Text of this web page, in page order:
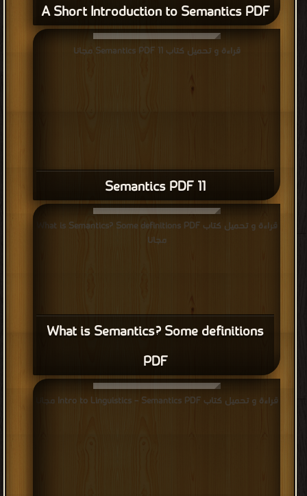
A Short Introduction to Semantics PDF
11 Semantics PDF
قراءة و تحميل كتاب 11 Semantics PDF مجانا
What is Semantics? Some definitions
PDF
قراءة و تحميل كتاب What is Semantics? Some definitions PDF
مجانا
قراءة و تحميل كتاب Intro to Linguistics – Semantics PDF مجانا